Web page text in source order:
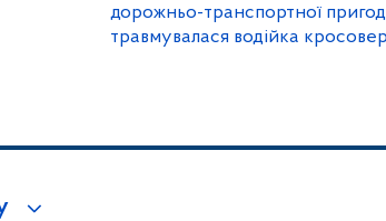
дорожньо-транспортної
травмувалася водійка